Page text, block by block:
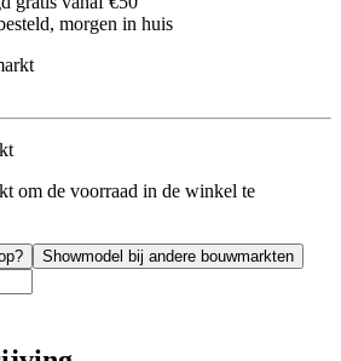
morgen in huis
om de voorraad in de winkel te
Showmodel bij andere bouwmarkten